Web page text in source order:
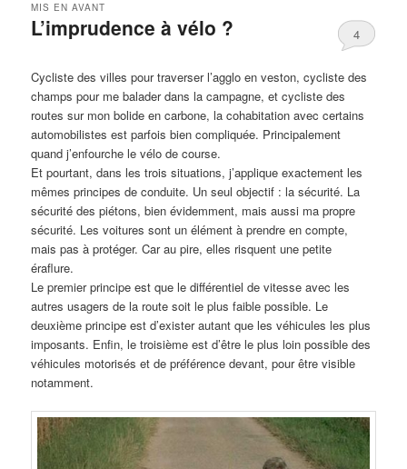
L’imprudence à vélo ?
MIS EN AVANT
4
Cycliste des villes pour traverser l’agglo en veston, cycliste des
champs pour me balader dans la campagne, et cycliste des
routes sur mon bolide en carbone, la cohabitation avec certains
automobilistes est parfois bien compliquée. Principalement
quand j’enfourche le vélo de course.
Et pourtant, dans les trois situations, j’applique exactement les
mêmes principes de conduite. Un seul objectif : la sécurité. La
sécurité des piétons, bien évidemment, mais aussi ma propre
sécurité. Les voitures sont un élément à prendre en compte,
mais pas à protéger. Car au pire, elles risquent une petite
éraflure.
Le premier principe est que le différentiel de vitesse avec les
autres usagers de la route soit le plus faible possible. Le
deuxième principe est d’exister autant que les véhicules les plus
imposants. Enfin, le troisième est d’être le plus loin possible des
véhicules motorisés et de préférence devant, pour être visible
notamment.